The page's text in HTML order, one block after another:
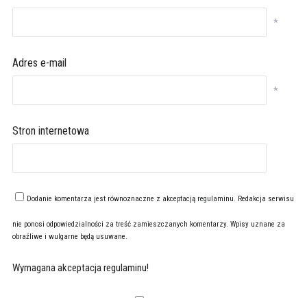
*
Adres e-mail
*
Stron internetowa
Dodanie komentarza jest równoznaczne z akceptacją regulaminu. Redakcja serwisu
nie ponosi odpowiedzialności za treść zamieszczanych komentarzy. Wpisy uznane za
obraźliwe i wulgarne będą usuwane.
Wymagana akceptacja regulaminu!